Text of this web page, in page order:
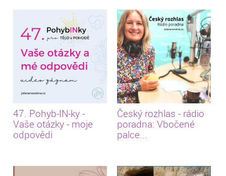
47. Pohyb-IN-ky -
Vaše otázky - moje
odpovědi
Český rozhlas - rádio
poradna: Vbočené
palce...